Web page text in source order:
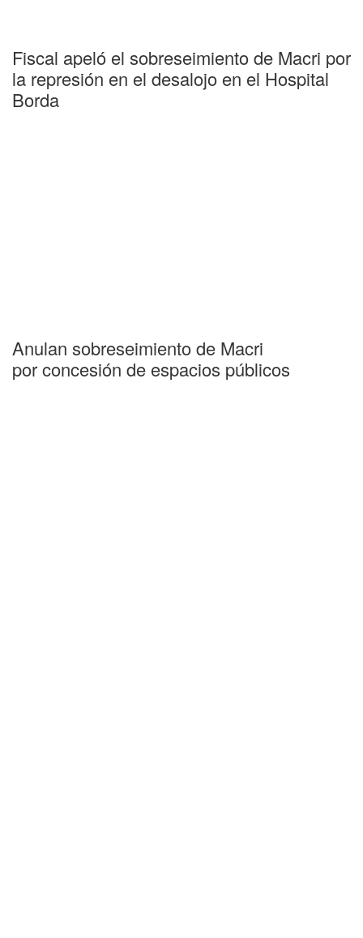
Fiscal apeló el sobreseimiento de Macri por
la represión en el desalojo en el Hospital
Borda
Anulan sobreseimiento de Macri
por concesión de espacios públicos